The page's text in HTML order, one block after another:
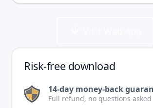
Risk-free download
14-day money-back
Full refund, no questions asked